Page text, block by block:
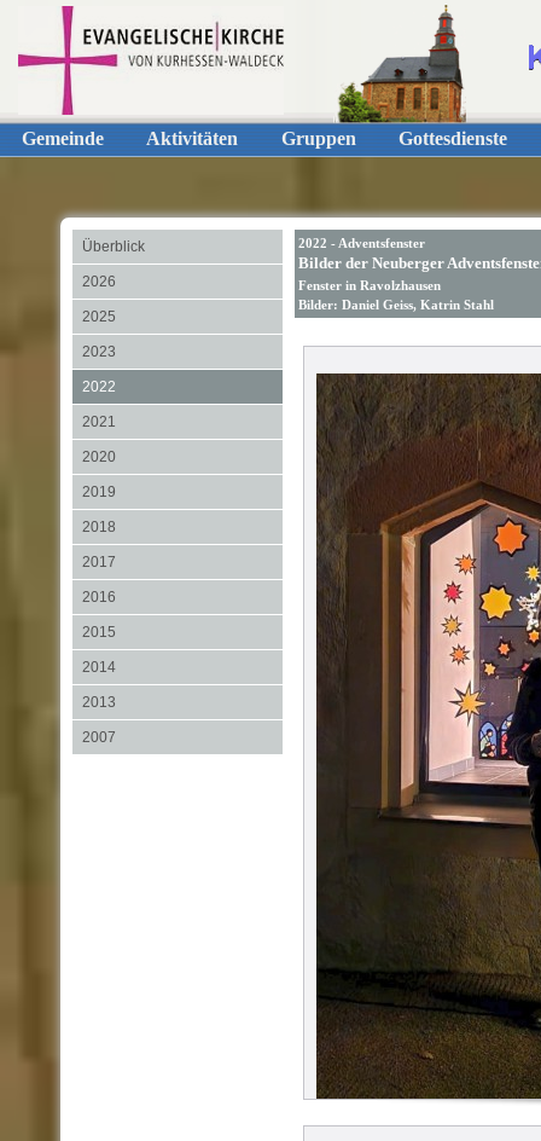
Gemeinde Aktivitäten Gruppen Gottesdienste
Überblick
2026
2025
2023
2022
2021
2020
2019
2018
2017
2016
2015
2014
2013
2007
2022 - Adventsfenster
Bilder der Neuberger
Fenster in Ravolzhausen
Bilder: Daniel Geiss, Katrin Stahl